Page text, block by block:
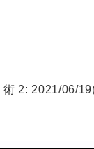
術 2: 2021/06/